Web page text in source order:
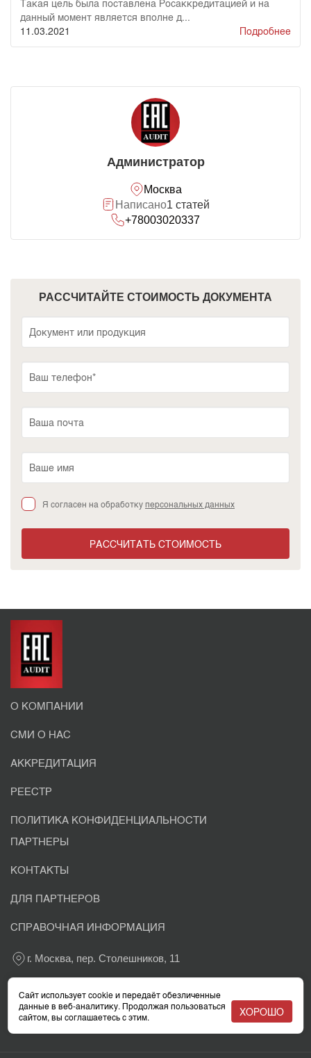
данный момент является вполне д...
11.03.2021
Подробнее
Администратор
Москва
Написано1 статей
+78003020337
РАССЧИТАЙТЕ СТОИМОСТЬ ДОКУМЕНТА
Я согласен на обработкуперсональных данных
РАССЧИТАТЬ СТОИМОСТЬ
О КОМПАНИИ
СМИ О НАС
АККРЕДИТАЦИЯ
РЕЕСТР
ПОЛИТИКА КОНФИДЕНЦИАЛЬНОСТИ
ПАРТНЕРЫ
КОНТАКТЫ
ДЛЯ ПАРТНЕРОВ
СПРАВОЧНАЯ ИНФОРМАЦИЯ
г. Москва, пер. Столешников, 11
info@eacaudit.ru
Сайт использует cookie и передаёт обезличенные
данные в веб-аналитику. Продолжая пользоваться
сайтом, вы соглашаетесь с этим.
ХОРОШО